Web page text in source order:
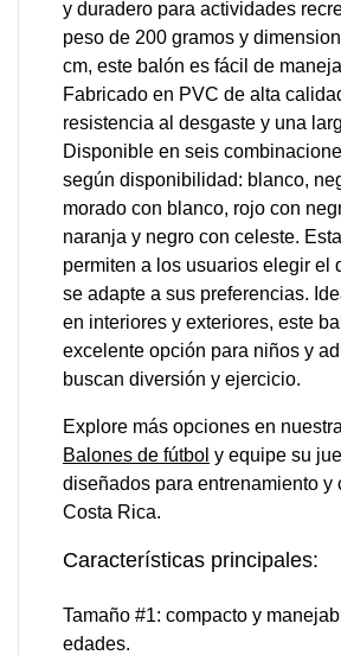
y duradero para actividades
peso de 200 gramos y
cm, este balón es fácil de
Fabricado en PVC de alta
resistencia al desgaste y una
Disponible en seis
según disponibilidad: blanco,
morado con blanco, rojo con
naranja y negro con celeste.
permiten a los usuarios elegir el
se adapte a sus preferencias.
en interiores y exteriores, este
excelente opción para niños y
buscan diversión y ejercicio.
Explore más opciones en
Balones de fútbol y equipe su
diseñados para entrenamiento y
Costa Rica.​
Características principales:
Tamaño #1: compacto y
edades.​